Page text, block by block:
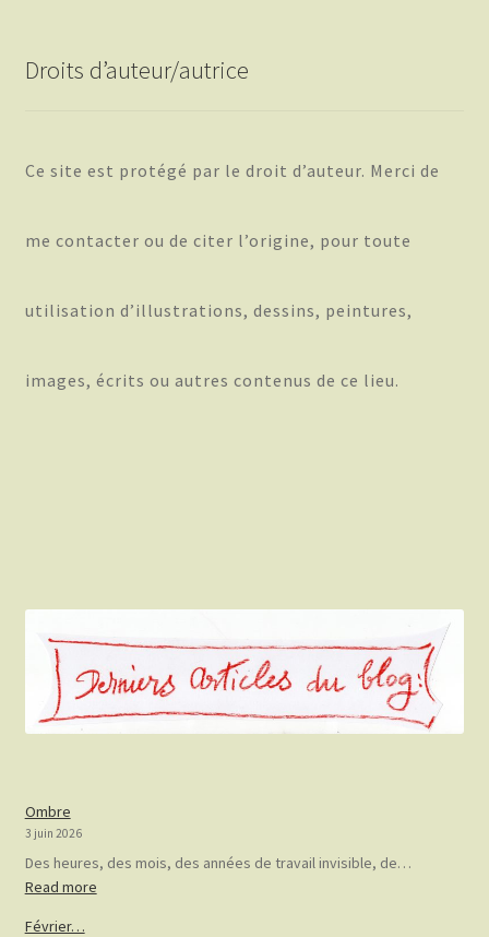
Droits d’auteur/autrice
Ce site est protégé par le droit d’auteur. Merci de
me contacter ou de citer l’origine, pour toute
utilisation d’illustrations, dessins, peintures,
images, écrits ou autres contenus de ce lieu.
Ombre
3 juin 2026
Des heures, des mois, des années de travail invisible, de…
Read more:
Février…